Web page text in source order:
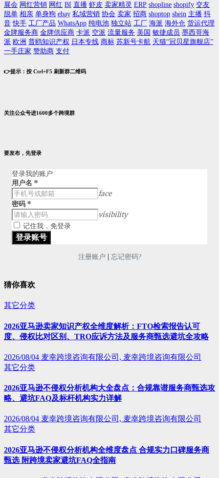
展会 网红营销 网红 BI 直播 虾皮 卖家精灵 ERP shopline shopify 交友
脱单 相亲 单身狗 ebay 私域营销 协会 卖家 招商 shoptop shein 主播 抖
音 快手 工厂产品 WhatsApp 纯电池 独立站 工厂 海派 海外仓 货运代理
金牌服务商 金牌供应商 卡派 空派 流量服务 美国 敏捷成员 墨西哥海
派 欧洲 普鸥知识产权 日本专线 商标 苏新号卡航 天猫“冠贝星旗舰店”
一手庄家 赞助商 支付
👉提示：按 Ctrl+F5 刷新群二维码
关注公众号进1600多个跨境群
要发布，先登录
登录我的账户
用户名 *
face
密码 *
visibility
记住我，免登录
注册账户 | 忘记密码?
猜你喜欢
其它分类
2026亚马逊卖家知识产权全维度解析：FTO检索报告认可
度、侵权比对区别、TRO应诉方法及服务商甄选避坑全攻略
2026/08/04 麦幸跨境咨询有限公司, 麦幸跨境咨询有限公司
其它分类
2026亚马逊不侵权分析机构大全盘点：合规靠谱服务商甄选攻
略、避坑FAQ及标杆机构实力详解
2026/08/04 麦幸跨境咨询有限公司, 麦幸跨境咨询有限公司
其它分类
2026亚马逊不侵权分析机构全维度盘点 合规实力口碑服务商
甄选 附跨境卖家避坑FAQ全指南